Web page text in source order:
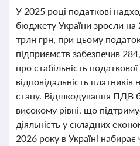
У 2025 році податкові
бюджету України зросли
трлн грн, при цьому
підприємств забезпечив
про стабільність
відповідальність платників
стану. Відшкодування ПДВ
високому рівні, що
діяльність у складних
2026 року в Україні набирає